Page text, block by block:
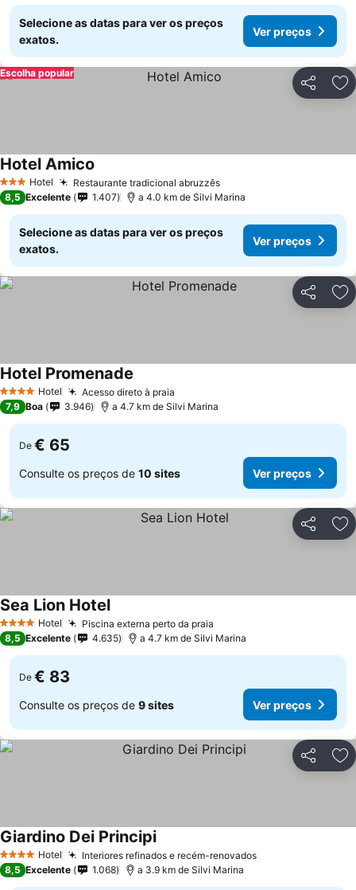
Selecione as datas para ver os preços
exatos.
Ver preços
Partilhar
Escolha popular
3 EstrelasHotel Restaurante tradicional abruzzês
Hotel Amico
8,5 Excelente 1.407 a 4.0 km de Silvi Marina
Selecione as datas para ver os preços
exatos.
Ver preços
Partilhar
4 EstrelasHotel Acesso direto à praia
Hotel Promenade
7,9 Boa 3.946 a 4.7 km de Silvi Marina
De € 65
Consulte os preços de 10 sites Ver preços
Partilhar
4 EstrelasHotel Piscina externa perto da praia
Sea Lion Hotel
8,5 Excelente 4.635 a 4.7 km de Silvi Marina
De € 83
Consulte os preços de 9 sites Ver preços
Partilhar
4 EstrelasHotel Interiores refinados e recém-renovados
Giardino Dei Principi
8,5 Excelente 1.068 a 3.9 km de Silvi Marina